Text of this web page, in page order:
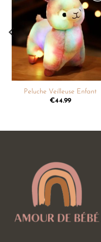
Ajouter
à la
Peluche Veilleuse Enfant
€44.99